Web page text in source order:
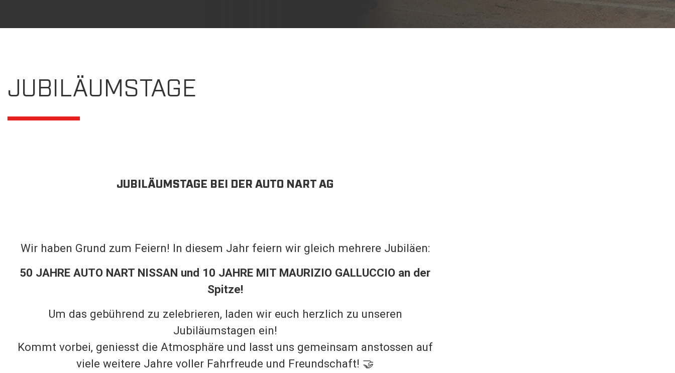
JUBILÄUMSTAGE
JUBILÄUMSTAGE BEI DER AUTO NART AG
Wir haben Grund zum Feiern! In diesem Jahr feiern wir gleich mehrere Jubiläen:
50 JAHRE AUTO NART NISSAN und 10 JAHRE MIT MAURIZIO GALLUCCIO an der
Spitze!
Um das gebührend zu zelebrieren, laden wir euch herzlich zu unseren
Jubiläumstagen ein!
Kommt vorbei, geniesst die Atmosphäre und lasst uns gemeinsam anstossen auf
viele weitere Jahre voller Fahrfreude und Freundschaft! 🤝